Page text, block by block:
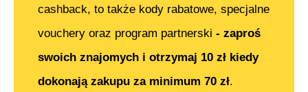
cashback, to także kody rabatowe, specjalne
vouchery oraz program partnerski - zaproś
swoich znajomych i otrzymaj 10 zł kiedy
dokonają zakupu za minimum 70 zł.